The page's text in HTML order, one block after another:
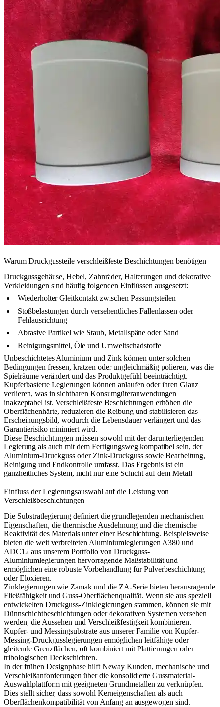
Warum Druckgussteile verschleißfeste Beschichtungen benötigen
Druckgussgehäuse, Hebel, Zahnräder, Halterungen und dekorative
Verkleidungen sind häufig folgenden Einflüssen ausgesetzt:
Wiederholter Gleitkontakt zwischen Passungsteilen
Stoßbelastungen durch versehentliches Fallenlassen oder
Fehlausrichtung
Abrasive Partikel wie Staub, Metallspäne oder Sand
Reinigungsmittel, Öle und Umweltschadstoffe
Unbeschichtetes Aluminium und Zink können unter solchen
Bedingungen fressen, kratzen oder ungleichmäßig polieren, was die
Spielräume verändert und das Produktgefühl beeinträchtigt.
Kupferbasierte Legierungen können anlaufen oder ihren Glanz
verlieren, was in sichtbaren Konsumgüteranwendungen
inakzeptabel ist. Verschleißfeste Beschichtungen erhöhen die
Oberflächenhärte, reduzieren die Reibung und stabilisieren das
Erscheinungsbild, wodurch die Lebensdauer verlängert und das
Garantierisiko minimiert wird.
Diese Beschichtungen müssen sowohl mit der darunterliegenden
Legierung als auch mit dem Fertigungsweg kompatibel sein, der
Aluminium-Druckguss oder Zink-Druckguss sowie Bearbeitung,
Reinigung und Endkontrolle umfasst. Das Ergebnis ist ein
ganzheitliches System, nicht nur eine Schicht auf dem Metall.
Einfluss der Legierungsauswahl auf die Leistung von
Verschleißbeschichtungen
Die Substratlegierung definiert die grundlegenden mechanischen
Eigenschaften, die thermische Ausdehnung und die chemische
Reaktivität des Materials unter einer Beschichtung. Beispielsweise
bieten die weit verbreiteten Aluminiumlegierungen A380 und
ADC12 aus unserem Portfolio von Druckguss-
Aluminiumlegierungen hervorragende Maßstabilität und
ermöglichen eine robuste Vorbehandlung für Pulverbeschichtung
oder Eloxieren.
Zinklegierungen wie Zamak und die ZA-Serie bieten herausragende
Fließfähigkeit und Guss-Oberflächenqualität. Wenn sie aus speziell
entwickelten Druckguss-Zinklegierungen stammen, können sie mit
Dünnschichtbeschichtungen oder dekorativen Systemen versehen
werden, die Aussehen und Verschleißfestigkeit kombinieren.
Kupfer- und Messingsubstrate aus unserer Familie von Kupfer-
Messing-Druckgusslegierungen ermöglichen leitfähige oder
gleitende Grenzflächen, oft kombiniert mit Plattierungen oder
tribologischen Deckschichten.
In der frühen Designphase hilft Neway Kunden, mechanische und
Verschleißanforderungen über die konsolidierte Gussmaterial-
Auswahlplattform mit geeigneten Grundmetallen zu verknüpfen.
Dies stellt sicher, dass sowohl Kerneigenschaften als auch
Oberflächenkompatibilität von Anfang an ausgewogen sind.